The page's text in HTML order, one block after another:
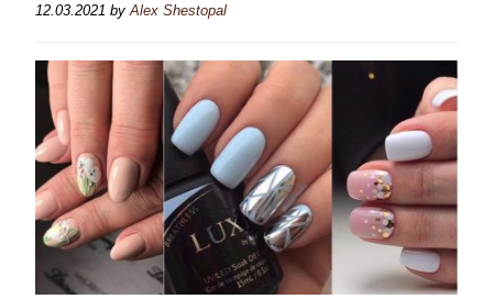
12.03.2021 by Alex Shestopal